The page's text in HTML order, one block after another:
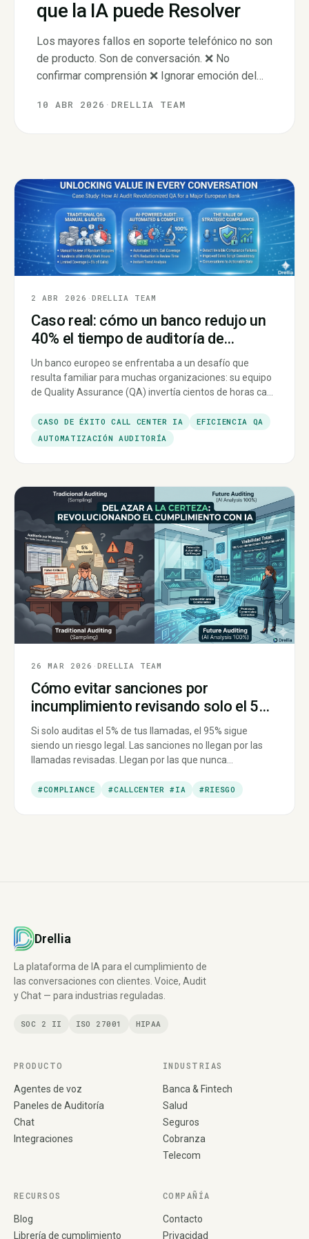
que la IA puede Resolver
Los mayores fallos en soporte telefónico no son
de producto. Son de conversación. ❌ No
confirmar comprensión ❌ Ignorar emoción del
noticia: la IA puede detectarlos automáticamente
10 ABR 2026 · DRELLIA TEAM
2 ABR 2026 ·DRELLIA TEAM
Caso real: cómo un banco redujo un
40% el tiempo de auditoría de
llamadas con IA
Un banco europeo se enfrentaba a un desafío que
resulta familiar para muchas organizaciones: su equipo
de Quality Assurance (QA) invertía cientos de horas cada
esfuerzo, la cobertura seguía siendo limitada y los
riesgos, difíciles de controlar en su totalidad.
CASO DE ÉXITO CALL CENTER IA
EFICIENCIA QA
AUTOMATIZACIÓN AUDITORÍA
26 MAR 2026 ·DRELLIA TEAM
Cómo evitar sanciones por
incumplimiento revisando solo el 5%
de las llamadas… y por qué eso no
basta
Si solo auditas el 5% de tus llamadas, el 95% sigue
siendo un riesgo legal. Las sanciones no llegan por las
llamadas revisadas. Llegan por las que nunca
detectar incumplimientos automáticamente.
#COMPLIANCE #CALLCENTER #IA #RIESGO
Drellia
La plataforma de IA para el cumplimiento de
las conversaciones con clientes. Voice, Audit
y Chat — para industrias reguladas.
SOC 2 II ISO 27001 HIPAA
PRODUCTO
Agentes de voz
Paneles de Auditoría
Chat
Integraciones
INDUSTRIAS
Banca & Fintech
Salud
Seguros
Cobranza
Telecom
RECURSOS
Blog
Librería de cumplimiento
COMPAÑÍA
Contacto
Privacidad